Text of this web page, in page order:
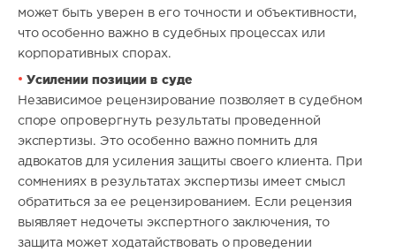
может быть уверен в его точности и объективности,
что особенно важно в судебных процессах или
корпоративных спорах.
Усилении позиции в суде
Независимое рецензирование позволяет в судебном
споре опровергнуть результаты проведенной
экспертизы. Это особенно важно помнить для
адвокатов для усиления защиты своего клиента. При
сомнениях в результатах экспертизы имеет смысл
обратиться за ее рецензированием. Если рецензия
выявляет недочеты экспертного заключения, то
защита может ходатайствовать о проведении